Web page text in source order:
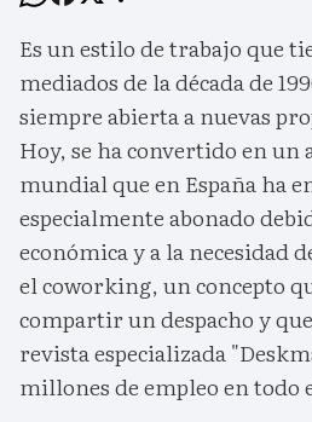
Es un estilo de trabajo que
mediados de la década de
siempre abierta a nuevas
Hoy, se ha convertido en
mundial que en España ha
especialmente abonado
económica y a la necesidad
el coworking, un concepto
compartir un despacho y
revista especializada
millones de empleo en todo